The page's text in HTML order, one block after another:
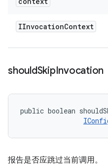
IInvocationContext
shouldSkipInvocation
public boolean
报告是否应跳过当前调用。